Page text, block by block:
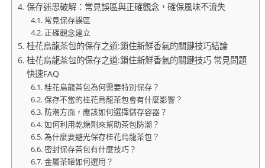
保存迷思破解：常見誤區與正確觀念，確保風味不流失
常見保存誤區
正確觀念建立
桂花烏龍茶包的保存之道:鎖住新鮮香氣的關鍵技巧結論
桂花烏龍茶包的保存之道:鎖住新鮮香氣的關鍵技巧 常見問題
快速FAQ
桂花烏龍茶包為何需要特別保存？
保存不當的桂花烏龍茶包會有什麼影響？
防潮方面，應該如何選擇儲存容器？
如何利用乾燥劑來幫助茶包防潮？
為什麼要避光保存桂花烏龍茶包？
密封保存茶包有什麼技巧？
金屬茶罐如何選用？